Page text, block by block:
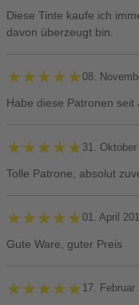
Diese Tinte kaufe ich
davon überzeugt bin.
★★★★★
★★★★★08.
Habe diese Patronen
★★★★★
★★★★★ 31.
Tolle Patrone, absolut
★★★★★
★★★★★01. April
Gute Ware, guter Preis
★★★★★
★★★★★ 17. Februar